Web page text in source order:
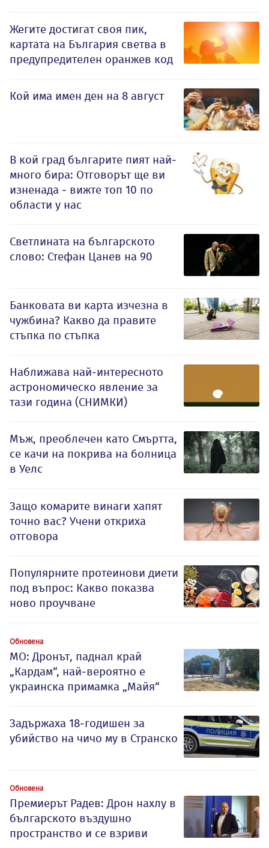
Жегите достигат своя пик,
картата на България светва в
предупредителен оранжев код
Кой има имен ден на 8 август
В кой град българите пият най-
много бира: Отговорът ще ви
изненада - вижте топ 10 по
области у нас
Светлината на българското
слово: Стефан Цанев на 90
Банковата ви карта изчезна в
чужбина? Какво да правите
стъпка по стъпка
Наближава най-интересното
астрономическо явление за
тази година (СНИМКИ)
Мъж, преоблечен като Смъртта,
се качи на покрива на болница
в Уелс
Защо комарите винаги хапят
точно вас? Учени откриха
отговора
Популярните протеинови диети
под въпрос: Какво показва
ново проучване
Обновена
МО: Дронът, паднал край
„Кардам“, най-вероятно е
украинска примамка „Майя“
Задържаха 18-годишен за
убийство на чичо му в Странско
Обновена
Премиерът Радев: Дрон нахлу в
българското въздушно
пространство и се взриви